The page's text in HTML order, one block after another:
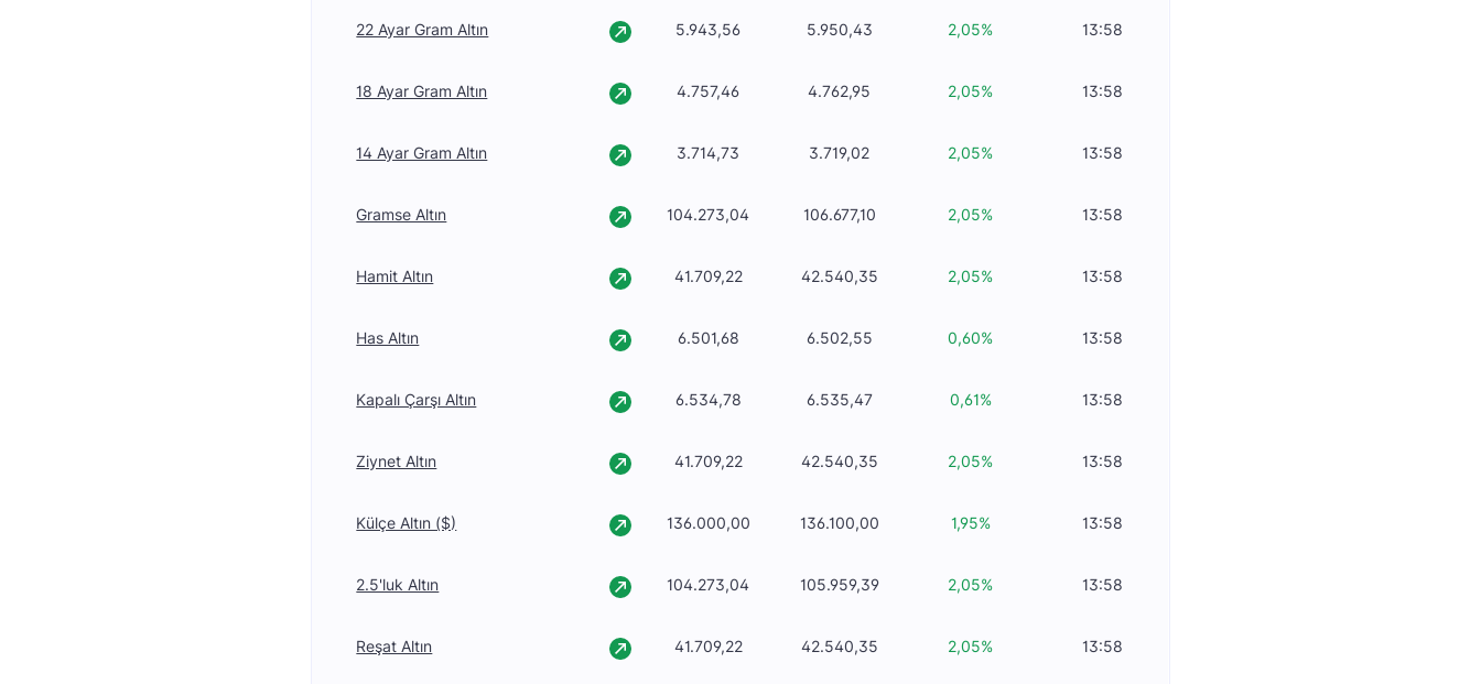
22 Ayar Gram Altın 5.943,56 5.950,43 2,05% 13:58
18 Ayar Gram Altın 4.757,46 4.762,95 2,05% 13:58
14 Ayar Gram Altın 3.714,73 3.719,02 2,05% 13:58
Gramse Altın 104.273,04 106.677,10 2,05% 13:58
Hamit Altın 41.709,22 42.540,35 2,05% 13:58
Has Altın 6.501,68 6.502,55 0,60% 13:58
Kapalı Çarşı Altın 6.534,78 6.535,47 0,61% 13:58
Ziynet Altın 41.709,22 42.540,35 2,05% 13:58
Külçe Altın ($) 136.000,00 136.100,00 1,95% 13:58
2.5'luk Altın 104.273,04 105.959,39 2,05% 13:58
Reşat Altın 41.709,22 42.540,35 2,05% 13:58